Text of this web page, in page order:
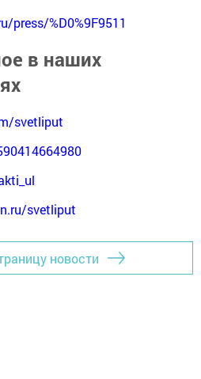
press/%D0%9F9511
в наших
svetliput
svetliput
новости